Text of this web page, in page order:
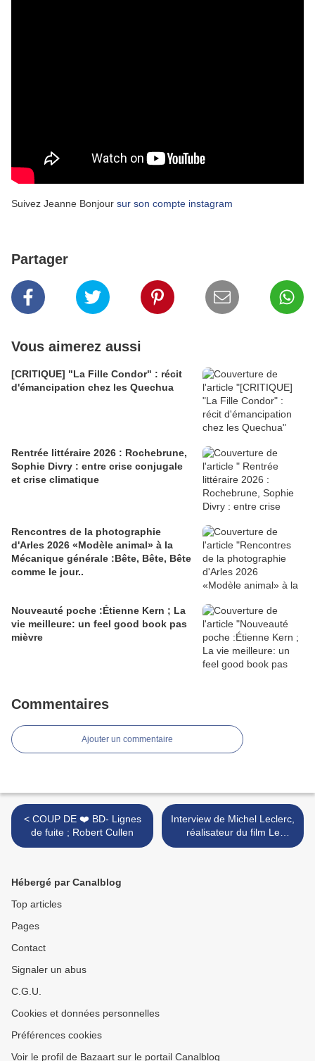
Suivez Jeanne Bonjour sur son compte instagram
Partager
Vous aimerez aussi
[CRITIQUE] "La Fille Condor" : récit
d'émancipation chez les Quechua
Rentrée littéraire 2026 : Rochebrune,
Sophie Divry : entre crise conjugale
et crise climatique
Rencontres de la photographie
d'Arles 2026 «Modèle animal» à la
Mécanique générale :Bête, Bête, Bête
comme le jour..
Nouveauté poche :Étienne Kern ; La
vie meilleure: un feel good book pas
mièvre
Commentaires
Ajouter un commentaire
< COUP DE ❤️ BD- Lignes
de fuite ; Robert Cullen
Interview de Michel Leclerc,
réalisateur du film Le
mélange des genres >
Hébergé par Canalblog
Top articles
Pages
Contact
Signaler un abus
C.G.U.
Cookies et données personnelles
Préférences cookies
Voir le profil de Bazaart sur le portail Canalblog